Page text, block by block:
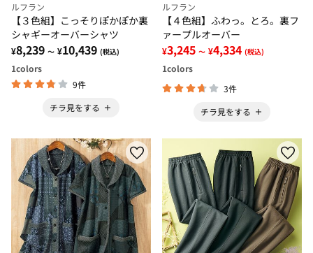
ルフラン
【３色組】こっそりぽかぽか裏
シャギーオーバーシャツ
¥8,239 ～ ¥10,439 (税込)
1colors
9件
チラ見をする
ルフラン
【４色組】ふわっ。とろ。裏フ
ァープルオーバー
¥3,245 ～ ¥4,334 (税込)
1colors
3件
チラ見をする